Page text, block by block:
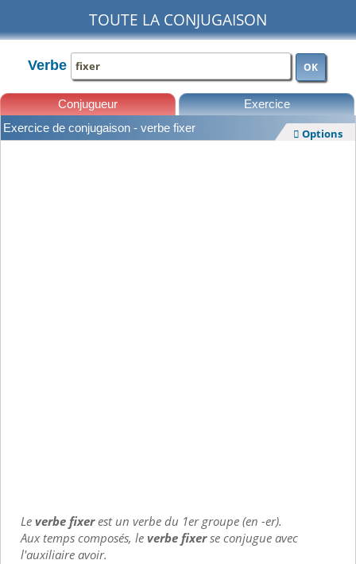
TOUTE LA CONJUGAISON
Verbe OK
Conjugueur Exercice
Exercice de conjugaison - verbe fixer  Options
Leverbe fixerest un verbe du 1er groupe (en -er).
Aux temps composés, leverbe fixerse conjugue avec
l'auxiliaire avoir.